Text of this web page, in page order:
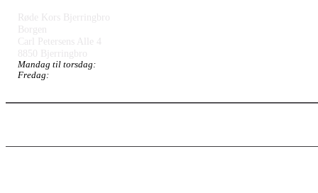
Røde Kors Bjerringbro
Borgen
Carl Petersens Alle 4
8850 Bjerringbro
Mandag til torsdag:
Fredag: